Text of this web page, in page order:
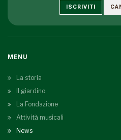
ISCRIVITI
MENU
La storia
Il giardino
La Fondazione
Attività musicali
News